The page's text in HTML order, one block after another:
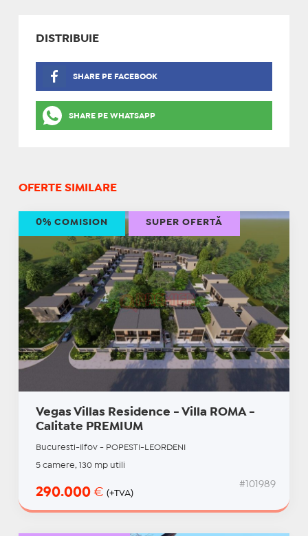
DISTRIBUIE
SHARE PE FACEBOOK
SHARE PE WHATSAPP
OFERTE SIMILARE
Vegas Villas Residence - Villa ROMA -
Calitate PREMIUM
Bucuresti-Ilfov - POPESTI-LEORDENI
5 camere, 130 mp utili
290.000 € (+TVA)
#101989
0% COMISION SUPER OFERTĂ